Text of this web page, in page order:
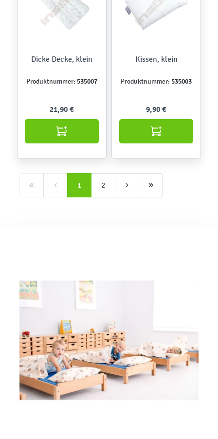
Dicke Decke, klein
Produktnummer: 535007
21,90 €
Kissen, klein
Produktnummer: 535003
9,90 €
1 2